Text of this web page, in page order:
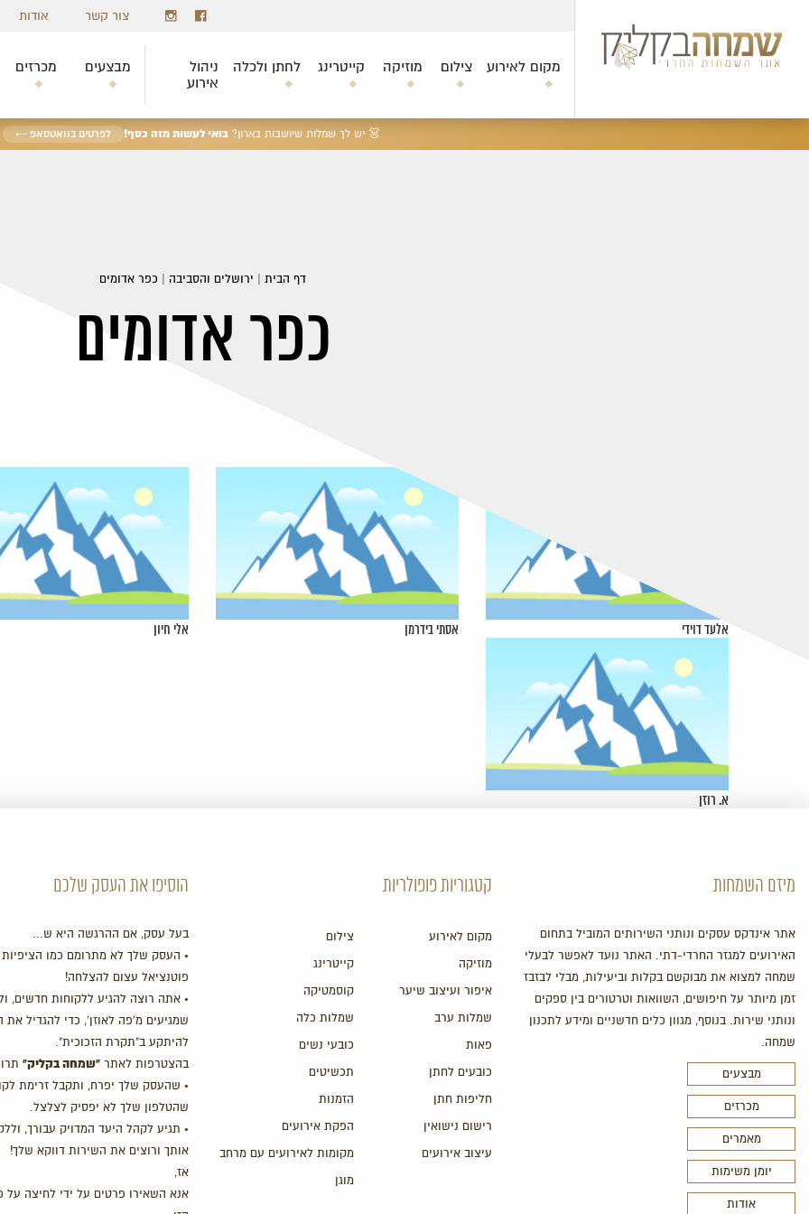
צור קשר אודות
מקום לאירוע צילום מוזיקה קייטרינג לחתן ולכלה
ניהול
אירוע
מבצעים מכרזים
👗 יש לך שמלות שיושבות בארון?בואי לעשות מזה כסף! לפרטים בוואטסאפ ←
דף הבית ירושלים והסביבה כפר אדומים
כפר אדומים
אלעד דוידי אסתי בידרמן אלי חיון
א. רוזן
מיזם השמחות
אתר אינדקס עסקים ונותני השירותים המוביל בתחום
האירועים למגזר החרדי-דתי. האתר נועד לאפשר לבעלי
שמחה למצוא את מבוקשם בקלות וביעילות, מבלי לבזבז
זמן מיותר על חיפושים, השוואות וטרטורים בין ספקים
ונותני שירות. בנוסף, מגוון כלים חדשניים ומידע לתכנון
שמחה.
מבצעים
מכרזים
מאמרים
יומן משימות
אודות
קטגוריות פופולריות
מקום לאירוע
צילום
מוזיקה
קייטרינג
איפור ועיצוב שיער
קוסמטיקה
שמלות ערב
שמלות כלה
פאות
כובעי נשים
כובעים לחתן
תכשיטים
חליפות חתן
הזמנות
רישום נישואין
הפקת אירועים
עיצוב אירועים
מקומות לאירועים עם מרחב
מוגן
הוסיפו את העסק שלכם
בעל עסק, אם ההרגשה היא ש…
• העסק שלך לא מתרומם כמו
פוטנציאל עצום להצלחה!
• אתה רוצה להגיע ללקוחות חדשים,
שמגיעים מ'פה לאוזן', כדי להגדיל את
להיתקע ב"תקרת הזכוכית".
בהצטרפות לאתר "שמחה בקליק"
• שהעסק שלך יפרח, ותקבל זרימת
שהטלפון שלך לא יפסיק לצלצל.
• תגיע לקהל היעד המדויק עבורך,
אותך ורוצים את השירות דווקא שלך!
אז,
אנא השאירו פרטים על ידי לחיצה על